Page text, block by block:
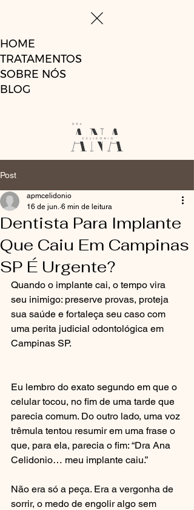
HOME
TRATAMENTOS
SOBRE NÓS
BLOG
Post
Dentista Para Implante
Que Caiu Em Campinas
SP É Urgente?
apmcelidonio
16 de jun. 6 min de leitura
Quando o implante cai, o tempo vira
seu inimigo: preserve provas, proteja
sua saúde e fortaleça seu caso com
uma perita judicial odontológica em
Campinas SP.
Eu lembro do exato segundo em que o
celular tocou, no fim de uma tarde que
parecia comum. Do outro lado, uma voz
trêmula tentou resumir em uma frase o
que, para ela, parecia o fim: “Dra Ana
Celidonio… meu implante caiu.”
Não era só a peça. Era a vergonha de
sorrir, o medo de engolir algo sem